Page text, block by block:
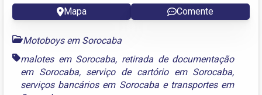
Mapa Comente
Motoboys em Sorocaba
malotes em Sorocaba, retirada de documentação
em Sorocaba, serviço de cartório em Sorocaba,
serviços bancários em Sorocabae transportes em